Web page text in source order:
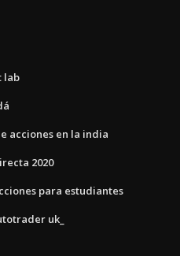
lab
acciones en la india
2020
para estudiantes
uk_